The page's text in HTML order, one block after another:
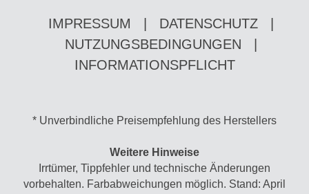
IMPRESSUM DATENSCHUTZ
NUTZUNGSBEDINGUNGEN
INFORMATIONSPFLICHT
* Unverbindliche Preisempfehlung des Herstellers
Weitere Hinweise
Irrtümer, Tippfehler und technische Änderungen
vorbehalten. Farbabweichungen möglich. Stand: April